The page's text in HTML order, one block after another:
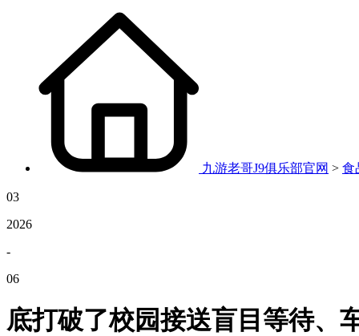
九游老哥J9俱乐部官网 > 食
03
2026
-
06
底打破了校园接送盲目等待、